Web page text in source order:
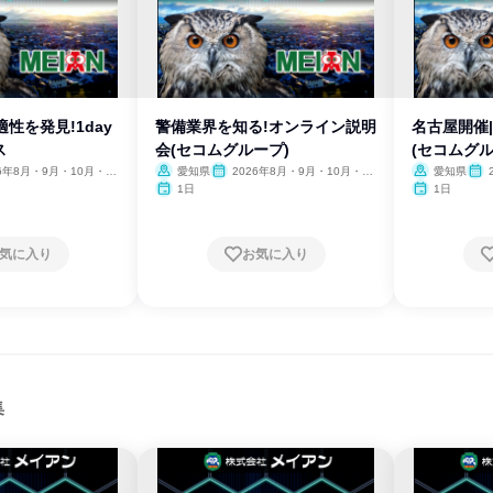
を発見!1day
8月・9月・10月・11
に入り
警備業界を知る!オンライン説明
会(セコムグループ)
愛知県
2026年8月・9月・10月・11
1日
お気に入り
名古屋開
(セコムグ
愛知県
1日